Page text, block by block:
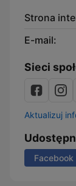
Strona
E-mail:
Sieci
Aktualizuj
Facebook